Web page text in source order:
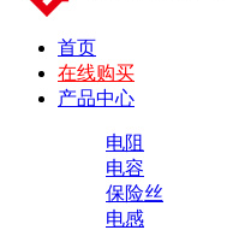
首页
在线购买
产品中心
电阻
电容
保险丝
电感